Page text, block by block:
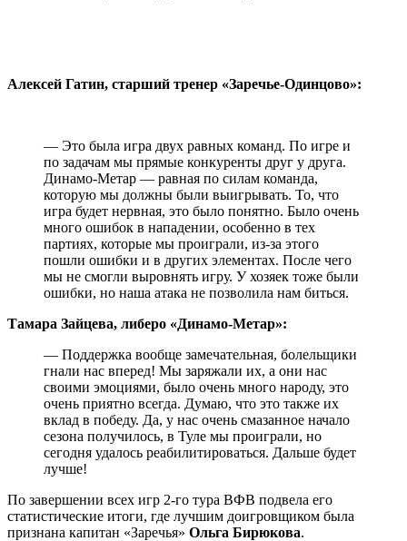
Алексей Гатин, старший тренер «Заречье-Одинцово»:
— Это была игра двух равных команд. По игре и
по задачам мы прямые конкуренты друг у друга.
Динамо-Метар — равная по силам команда,
которую мы должны были выигрывать. То, что
игра будет нервная, это было понятно. Было очень
много ошибок в нападении, особенно в тех
партиях, которые мы проиграли, из-за этого
пошли ошибки и в других элементах. После чего
мы не смогли выровнять игру. У хозяек тоже были
ошибки, но наша атака не позволила нам биться.
Тамара Зайцева, либеро «Динамо-Метар»:
— Поддержка вообще замечательная, болельщики
гнали нас вперед! Мы заряжали их, а они нас
своими эмоциями, было очень много народу, это
очень приятно всегда. Думаю, что это также их
вклад в победу. Да, у нас очень смазанное начало
сезона получилось, в Туле мы проиграли, но
сегодня удалось реабилитироваться. Дальше будет
лучше!
По завершении всех игр 2-го тура ВФВ подвела его
статистические итоги, где лучшим доигровщиком была
признана капитан «Заречья» Ольга Бирюкова.